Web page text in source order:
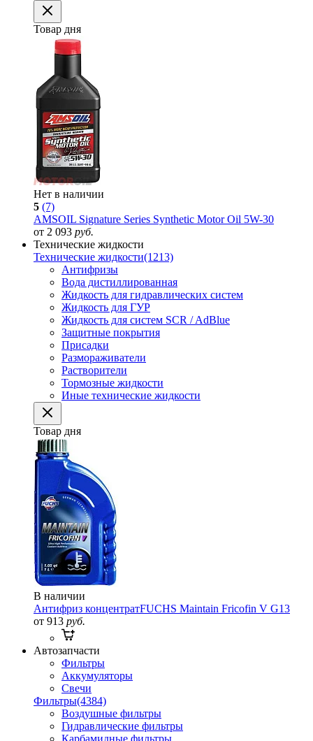
Товар дня
Нет в наличии
5 (7)
AMSOIL Signature Series Synthetic Motor Oil 5W-30
от 2 093 руб.
Технические жидкости
Технические жидкости(1213)
Антифризы
Вода дистиллированная
Жидкость для гидравлических систем
Жидкость для ГУР
Жидкость для систем SCR / AdBlue
Защитные покрытия
Присадки
Размораживатели
Растворители
Тормозные жидкости
Иные технические жидкости
Товар дня
В наличии
Антифриз концентратFUCHS Maintain Fricofin V G13
от 913 руб.
Автозапчасти
Фильтры
Аккумуляторы
Свечи
Фильтры(4384)
Воздушные фильтры
Гидравлические фильтры
Карбамидные фильтры